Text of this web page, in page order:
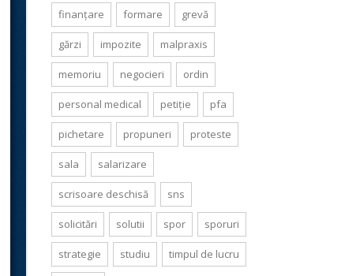
finanțare formare grevă
gărzi impozite malpraxis
memoriu negocieri ordin
personal medical petiție pfa
pichetare propuneri proteste
sala salarizare
scrisoare deschisă sns
solicitări solutii spor sporuri
strategie studiu timpul de lucru